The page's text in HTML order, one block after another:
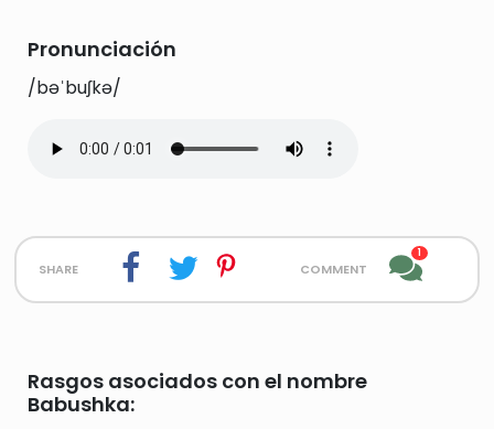
Pronunciación
/bəˈbuʃkə/
share comment
1
Rasgos asociados con el nombre
Babushka: